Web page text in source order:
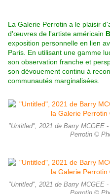
La Galerie Perrotin a le plaisir
d'œuvres de l'artiste américain
exposition personnelle en lien
Paris. En utilisant une gamme
son observation franche et
son dévouement continu à
communautés marginalisées.
"Untitled", 2021 de Barry MCGEE
Perrotin ©
"Untitled", 2021 de Barry MCGEE